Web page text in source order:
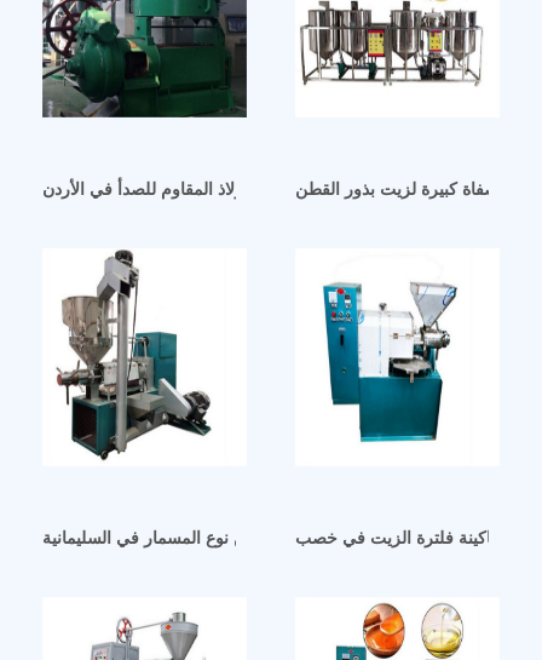
عمود طرد زيت من الفولاذ المقاوم للصدأ في الأردنلمصفاة كبيرة لزيت بذور القطن
آلات عصر الزيت بالضغط الساخن نوع المسمار في السليمانية
ماكينة فلترة الزيت في خصب